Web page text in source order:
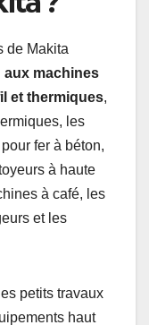
de Makita
aux machines
et thermiques,
les
fer à béton,
à haute
à café, les
et les
petits travaux
haut